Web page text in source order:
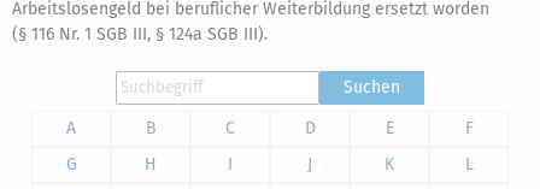
Arbeitslosengeld bei beruflicher Weiterbildung ersetzt worden
(§ 116 Nr. 1 SGB III, § 124a SGB III).
Suchen
A
B C D E
F
G
H I J K
L